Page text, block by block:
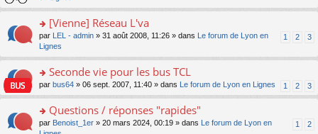
ré
c
e
nt
lu
pl
u
s
ré
c
e
o
n
lu
le
u
s
ré
c
e
nt
s
a
g
e
n
o
n
pl
u
s
er
le
m
e
s
s
e
n
o
s
er
le
m
e
s
s
[Vienne] Réseau L'va
1 2 3
par LEL - admin » 31 août 2008, 11:26 » dans
Le forum de Lyon en
Lignes
o
n
ult
er
Seconde vie pour les bus TCL
1 2 3
par bus64 » 06 sept. 2007, 11:40 » dans Le forum de Lyon en Lignes
o
Questions / réponses "rapides"
1 2
par Benoist_1er » 20 mars 2024, 00:19 » dans
Le forum de Lyon en